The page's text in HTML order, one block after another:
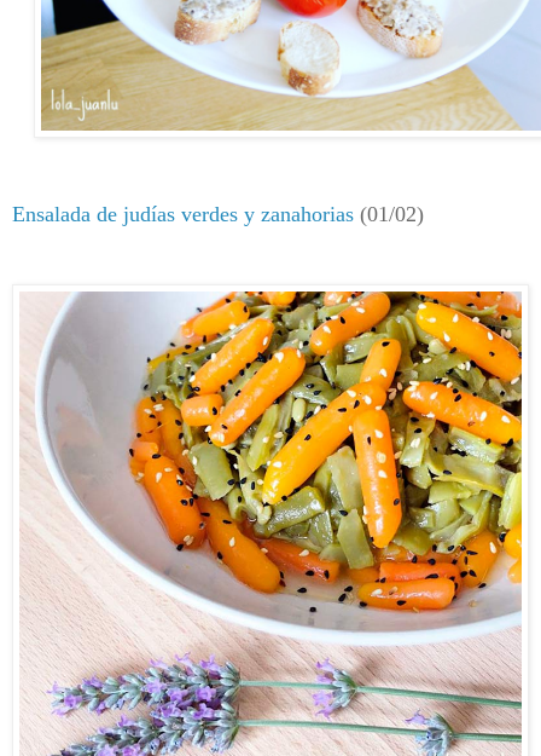
Ensalada de judías verdes y zanahorias (01/02)